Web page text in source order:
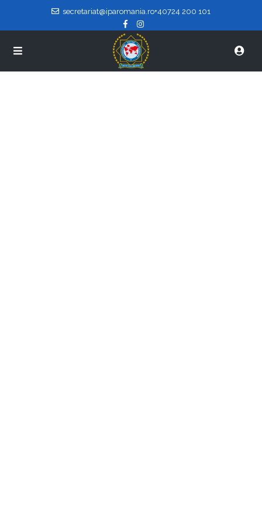
secretariat@iparomania.ro+40724 200 101